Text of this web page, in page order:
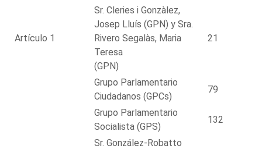
Artículo 1
Sr. Cleries i Gonzàlez,
Josep Lluís (GPN) y Sra.
Rivero Segalàs, Maria
Teresa
(GPN)
21
Grupo Parlamentario
Ciudadanos (GPCs)
79
Grupo Parlamentario
Socialista (GPS)
132
Sr. González-Robatto